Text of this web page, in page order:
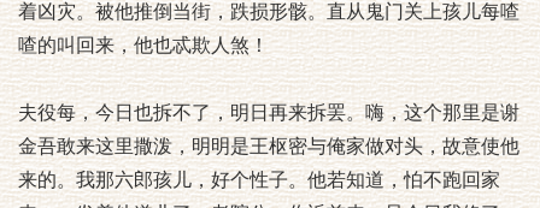
着凶灾。被他推倒当街，跌损形骸。直从鬼门关上孩儿每喳
喳的叫回来，他也忒欺人煞！
夫役每，今日也拆不了，明日再来拆罢。嗨，这个那里是谢
金吾敢来这里撒泼，明明是王枢密与俺家做对头，故意使他
来的。我那六郎孩儿，好个性子。他若知道，怕不跑回家